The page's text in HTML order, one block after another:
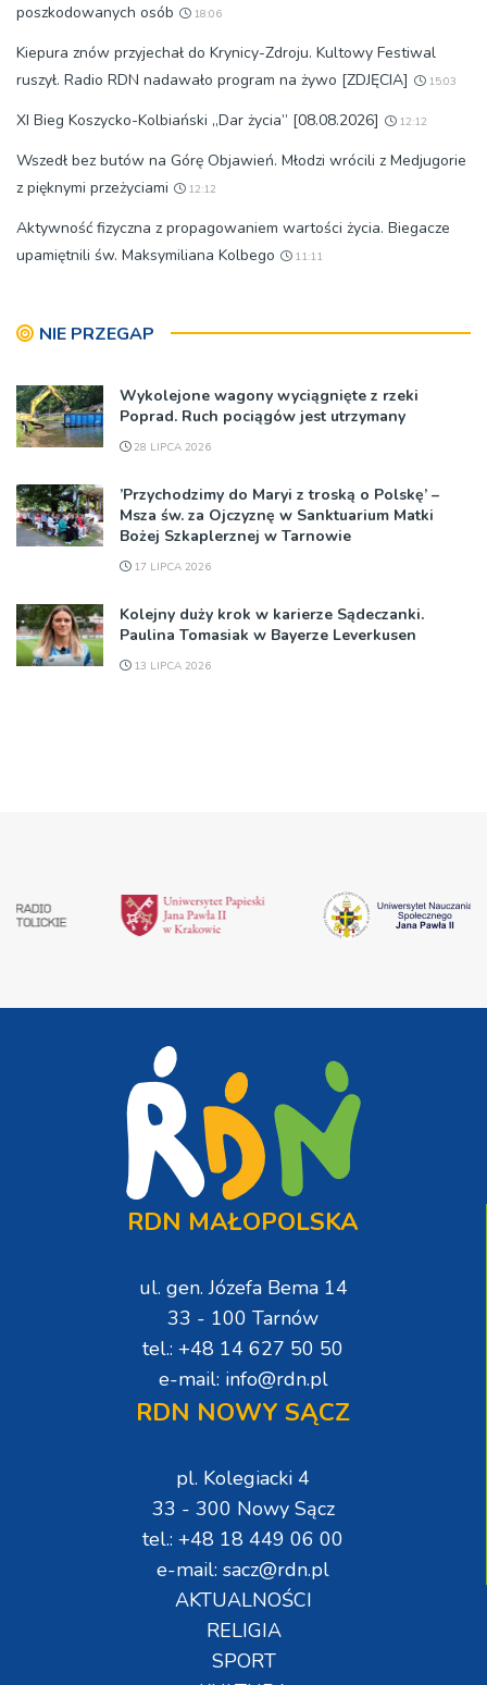
poszkodowanych osób
18:06
Kiepura znów przyjechał do Krynicy-Zdroju. Kultowy Festiwal
ruszył. Radio RDN nadawało program na żywo [ZDJĘCIA]
15:03
XI Bieg Koszycko-Kolbiański „Dar życia” [08.08.2026] 12:12
Wszedł bez butów na Górę Objawień. Młodzi wrócili z Medjugorie
z pięknymi przeżyciami
12:12
Aktywność fizyczna z propagowaniem wartości życia. Biegacze
upamiętnili św. Maksymiliana Kolbego
11:11
NIE PRZEGAP
Wykolejone wagony wyciągnięte z rzeki
Poprad. Ruch pociągów jest utrzymany
28 LIPCA 2026
’Przychodzimy do Maryi z troską o Polskę’ –
Msza św. za Ojczyznę w Sanktuarium Matki
Bożej Szkaplerznej w Tarnowie
17 LIPCA 2026
Kolejny duży krok w karierze Sądeczanki.
Paulina Tomasiak w Bayerze Leverkusen
13 LIPCA 2026
RDN MAŁOPOLSKA
ul. gen. Józefa Bema 14
33 - 100 Tarnów
tel.: +48 14 627 50 50
e-mail: info@rdn.pl
RDN NOWY SĄCZ
pl. Kolegiacki 4
33 - 300 Nowy Sącz
tel.: +48 18 449 06 00
e-mail: sacz@rdn.pl
AKTUALNOŚCI
RELIGIA
SPORT